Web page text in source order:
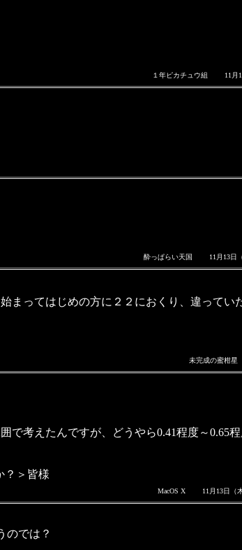
１年ピカチュウ組 11
酔っぱらい天国 11月13
ってはじめの方に２２におくり、違ってい
未完成の蜜柑
考えたんですが、どうやら0.41程度～0.65
？＞皆様
MacOS X 11月13日
のでは？